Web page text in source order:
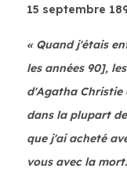
15 septembre
« Quand j'étais
les années 90],
d'Agatha Christie
dans la plupart
que j'ai acheté
vous avec la